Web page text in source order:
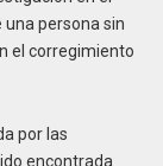
una persona sin
el corregimiento
por las
encontrada